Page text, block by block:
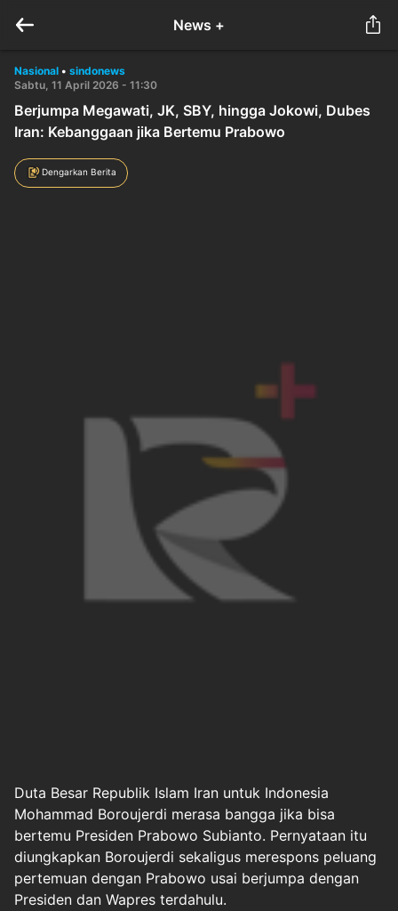
News +
Nasional • sindonews
Sabtu, 11 April 2026 - 11:30
Berjumpa Megawati, JK, SBY, hingga Jokowi, Dubes
Iran: Kebanggaan jika Bertemu Prabowo
Dengarkan Berita
Duta Besar Republik Islam Iran untuk Indonesia
Mohammad Boroujerdi merasa bangga jika bisa
bertemu Presiden Prabowo Subianto. Pernyataan itu
diungkapkan Boroujerdi sekaligus merespons peluang
pertemuan dengan Prabowo usai berjumpa dengan
Presiden dan Wapres terdahulu.